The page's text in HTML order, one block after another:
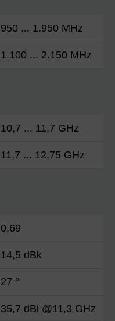
950 ... 1.950 MHz
1.100 ... 2.150 MHz
10,7 ... 11,7 GHz
11,7 ... 12,75 GHz
0,69
14,5 dBk
27 °
35,7 dBi @11,3 GHz